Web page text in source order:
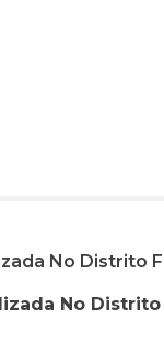
No Distrito
No